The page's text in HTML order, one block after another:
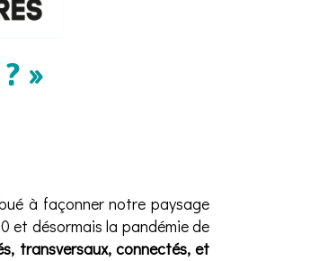
»
à façonner notre paysage
et désormais la pandémie de
transversaux, connectés, et